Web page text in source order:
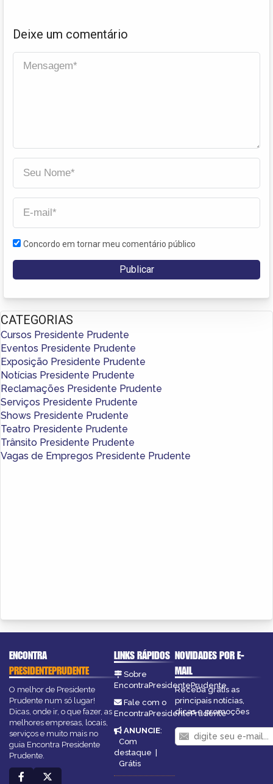
Deixe um comentário
Concordo em tornar meu comentário público
CATEGORIAS
Cursos Presidente Prudente
Eventos Presidente Prudente
Exposição Presidente Prudente
Notícias Presidente Prudente
Reclamações Presidente Prudente
Serviços Presidente Prudente
Shows Presidente Prudente
Teatro Presidente Prudente
Trânsito Presidente Prudente
Vagas de Empregos Presidente Prudente
ENCONTRA
PRESIDENTEPRUDENTE
O melhor de Presidente
Prudente num só lugar!
Dicas, onde ir, o que fazer, as
melhores empresas, locais,
serviços e muito mais no
guia Encontra Presidente
Prudente.
LINKS RÁPIDOS
Sobre
EncontraPresidentePrudente
Fale com o
EncontraPresidentePrudente
ANUNCIE:
Com
destaque
Grátis
NOVIDADES POR E-
MAIL
Receba grátis as
principais notícias,
dicas e promoções